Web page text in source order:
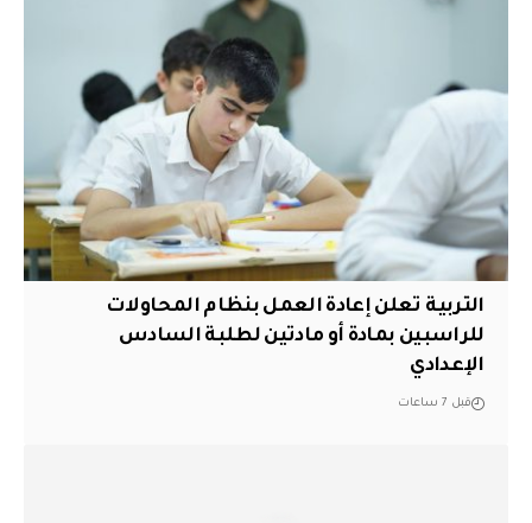
التربية تعلن إعادة العمل بنظام المحاولات
للراسبين بمادة أو مادتين لطلبة السادس
الإعدادي
قبل 7 ساعات